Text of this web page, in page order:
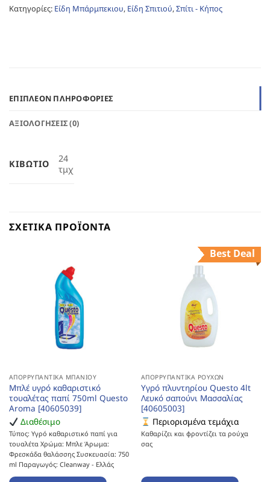
Κατηγορίες: Είδη Μπάρμπεκιου, Είδη Σπιτιού,Σπίτι - Κήπος
ΕΠΙΠΛΈΟΝ ΠΛΗΡΟΦΟΡΊΕΣ
ΑΞΙΟΛΟΓΉΣΕΙΣ (0)
ΚΙΒΏΤΙΟ
24
τμχ
ΣΧΕΤΙΚΆ ΠΡΟΪΌΝΤΑ
ΑΠΟΡΡΥΠΑΝΤΙΚΆ ΜΠΆΝΙΟΥ
Μπλέ υγρό καθαριστικό
τουαλέτας παπί 750ml Questo
Aroma [40605039]
Διαθέσιμο
Τύπος: Υγρό καθαριστικό παπί για
τουαλέτα Χρώμα: Μπλε Άρωμα:
Φρεσκάδα θαλάσσης Συσκευασία: 750
ml Παραγωγός: Cleanway - Ελλάς
Best Deal
ΑΠΟΡΡΥΠΑΝΤΙΚΆ ΡΟΎΧΩΝ
Υγρό πλυντηρίου Questo 4lt
Λευκό σαπούνι Μασσαλίας
[40605003]
Περιορισμένα τεμάχια
Καθαρίζει και φροντίζει τα ρούχα
σας